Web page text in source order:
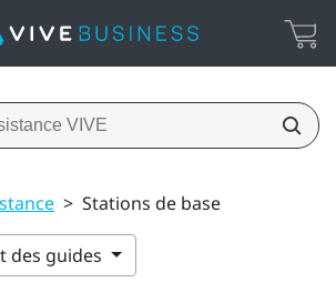
> Stations de base
des guides